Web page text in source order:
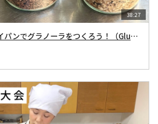
38:27
Lesson#251【鉄のフライパンでグラノーラをつくろう！（Gluten-free）】2026年5月16日配信